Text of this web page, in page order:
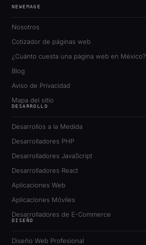
NEWEMAGE
Nosotros
Cotizador de páginas web
¿Cuánto cuesta una página web en México?
Blog
Aviso de Privacidad
Mapa del sitio
DESARROLLO
Desarrollos a la Medida
Desarrolladores PHP
Desarrolladores JavaScript
Desarrolladores React
Aplicaciones Web
Aplicaciones Móviles
Desarrolladores de E-Commerce
DISEÑO
Diseño Web Profesional